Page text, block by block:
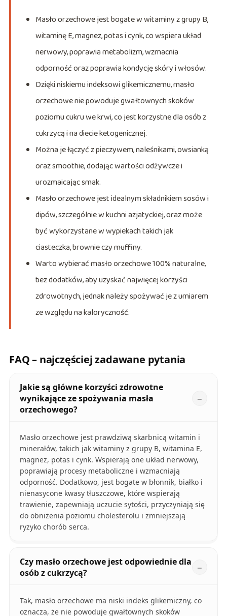
Masło orzechowe jest bogate w witaminy z grupy B,
witaminę E, magnez, potas i cynk, co wspiera układ
nerwowy, poprawia metabolizm, wzmacnia
odporność oraz poprawia kondycję skóry i włosów.
Dzięki niskiemu indeksowi glikemicznemu, masło
orzechowe nie powoduje gwałtownych skoków
poziomu cukru we krwi, co jest korzystne dla osób z
cukrzycą i na diecie ketogenicznej.
Można je łączyć z pieczywem, naleśnikami, owsianką
oraz smoothie, dodając wartości odżywcze i
urozmaicając smak.
Masło orzechowe jest idealnym składnikiem sosów i
dipów, szczególnie w kuchni azjatyckiej, oraz może
być wykorzystane w wypiekach takich jak
ciasteczka, brownie czy muffiny.
Warto wybierać masło orzechowe 100% naturalne,
bez dodatków, aby uzyskać najwięcej korzyści
zdrowotnych, jednak należy spożywać je z umiarem
ze względu na kaloryczność.
FAQ – najczęściej zadawane pytania
Jakie są główne korzyści zdrowotne
wynikające ze spożywania masła
orzechowego?
Masło orzechowe jest prawdziwą skarbnicą witamin i
minerałów, takich jak witaminy z grupy B, witamina E,
magnez, potas i cynk. Wspierają one układ nerwowy,
poprawiają procesy metaboliczne i wzmacniają
odporność. Dodatkowo, jest bogate w błonnik, białko i
nienasycone kwasy tłuszczowe, które wspierają
trawienie, zapewniają uczucie sytości, przyczyniają się
do obniżenia poziomu cholesterolu i zmniejszają
ryzyko chorób serca.
Czy masło orzechowe jest odpowiednie dla
osób z cukrzycą?
Tak, masło orzechowe ma niski indeks glikemiczny, co
oznacza, że nie powoduje gwałtownych skoków